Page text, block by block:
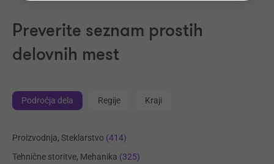
Preverite seznam prostih
delovnih mest
Področja dela Regije Kraji
Proizvodnja, Steklarstvo (414)
Tehnične storitve, Mehanika (325)